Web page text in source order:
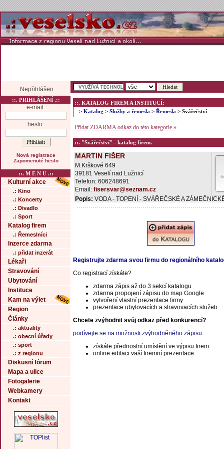
Nepřihlášen
::. PRIHLÁŠENÍ .::
e-mail:
heslo:
Nová registrace
Zapomenuté heslo
::. M E N U .::
Kulturní akce
.: Kino
.: Koncerty
.: Divadlo
.: Sport
Katalog firem
.: Řemeslníci
Inzerce zdarma
.: přidat inzerát
Lékaři
Stravování
Ubytování
Instituce
Kam na výlet
Region
Články
.: aktuality
.: obecní úřady
.: sport
.: z regionu
Diskusní fórum
Mapa a ulice
Fotogalerie
Webkamery
Kontakt
::. KATALOG FIREM A INSTITUCÍ:
> Katalog > Služby a řemesla > Řemesla > Svářečství
Přidat ZDARMA odkaz do této kategorie »
::. "Svářečství" - katalog firem.
MARTIN FIŠER
M.Krškové 649
39181 Veselí nad Lužnicí
Telefon: 606248691
Email: fisersvar@seznam.cz
Popis: VODA - TOPENÍ - SVÁŘEČSKÉ A
Registrujte zdarma svou firmu do regionálního
Co registrací získáte?
zdarma zápis až do 3 sekcí katalogu
zdarma propojení zápisu do map Google
vytvoření vlastní prezentace firmy
prezentace ubytovacích a stravovacích služeb
Chcete zvýhodnit svůj odkaz před konkurencí?
podívejte se na možnosti zvýhodněného zápisu
získáte přednostní umístění ve výpisu firem
online editaci vaší firemní prezentace